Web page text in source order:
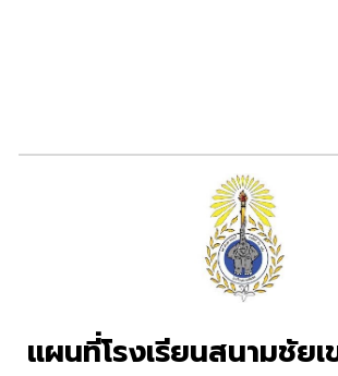
แผนที่โรงเรียนสนามชัย